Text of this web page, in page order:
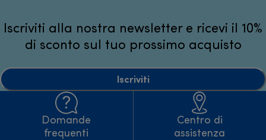
Iscriviti alla nostra newsletter e ricevi il 10%
di sconto sul tuo prossimo acquisto
Iscriviti
Domande
frequenti
Centro di
assistenza